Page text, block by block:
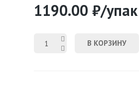
1190.00 ₽/упак
В КОРЗИНУ